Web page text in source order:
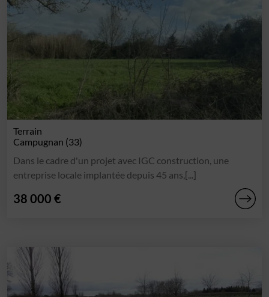
Terrain
Campugnan (33)
Dans le cadre d'un projet avec IGC construction, une
entreprise locale implantée depuis 45 ans,[...]
38 000 €